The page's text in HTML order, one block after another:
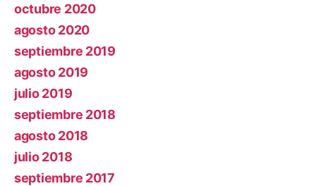
octubre 2020
agosto 2020
septiembre 2019
agosto 2019
julio 2019
septiembre 2018
agosto 2018
julio 2018
septiembre 2017